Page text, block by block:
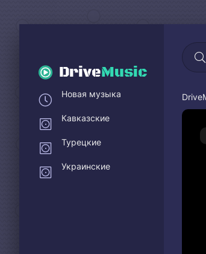
DriveMusic
Новая музыка
Кавказские
Турецкие
Украинские